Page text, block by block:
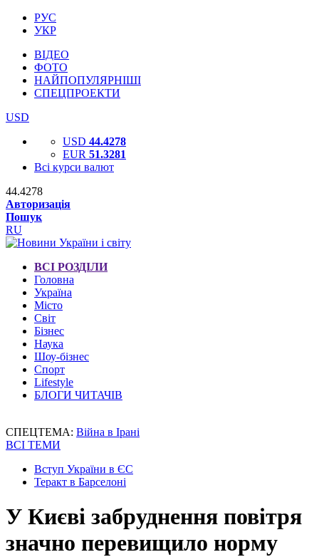
РУС
УКР
ВІДЕО
ФОТО
НАЙПОПУЛЯРНІШІ
СПЕЦПРОЕКТИ
USD
USD 44.4278
EUR 51.3281
Всі курси валют
44.4278
Авторизація
Пошук
RU
ВСІ РОЗДІЛИ
Головна
Україна
Місто
Світ
Бізнес
Наука
Шоу-бізнес
Спорт
Lifestyle
БЛОГИ ЧИТАЧІВ
СПЕЦТЕМА: Війна в Ірані
ВСІ ТЕМИ
Вступ України в ЄС
Теракт в Барселоні
У Києві забруднення повітря
значно перевищило норму